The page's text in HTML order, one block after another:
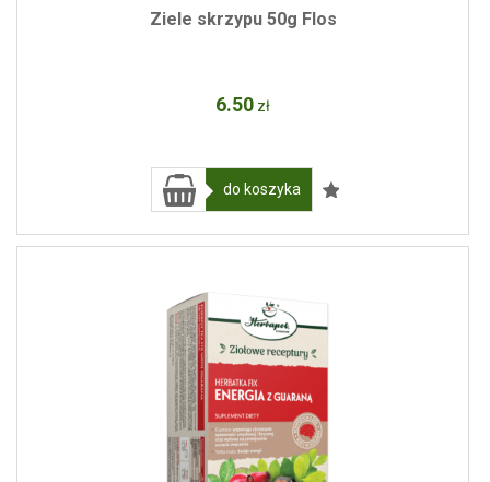
Ziele skrzypu 50g Flos
6.50 zł
do koszyka